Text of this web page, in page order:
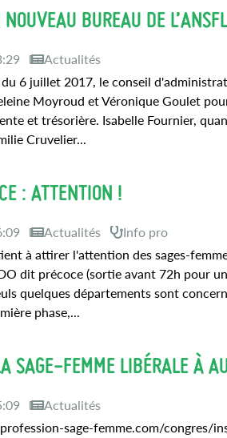
BUREAU DE L’ANSFL
Actualités
6 juillet 2017, le conseil
Moyroud et Véronique Goulet
et trésorière. Isabelle Fournier,
Cruvelier...
: ATTENTION !
Actualités
Info pro
à attirer l'attention des sages-
dit précoce (sortie avant 72h pour
quelques départements sont
phase,...
SAGE-FEMME LIBÉRALE À
Actualités
sage-femme.com/congres/